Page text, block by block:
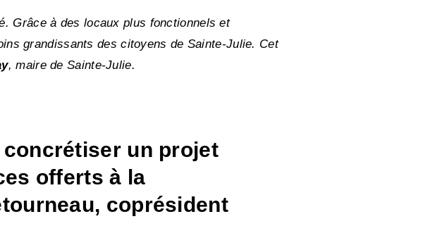
Grâce à des locaux plus fonctionnels et
grandissants des citoyens de Sainte-Julie. Cet
, maire de Sainte-Julie.
concrétiser un projet
offerts à la
coprésident